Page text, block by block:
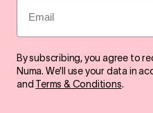
By subscribing, you agree to
Numa. We'll use your data in
and Terms & Conditions.